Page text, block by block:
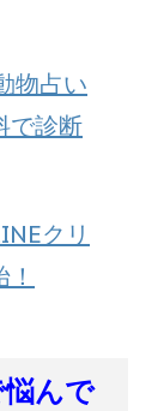
物占い
で診断
クリ
悩んで